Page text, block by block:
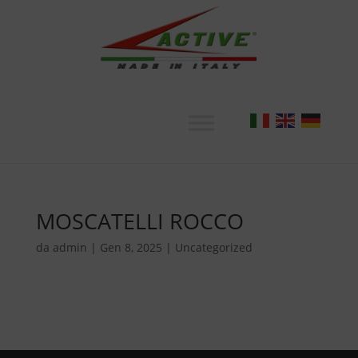
MOSCATELLI ROCCO
da admin | Gen 8, 2025 | Uncategorized